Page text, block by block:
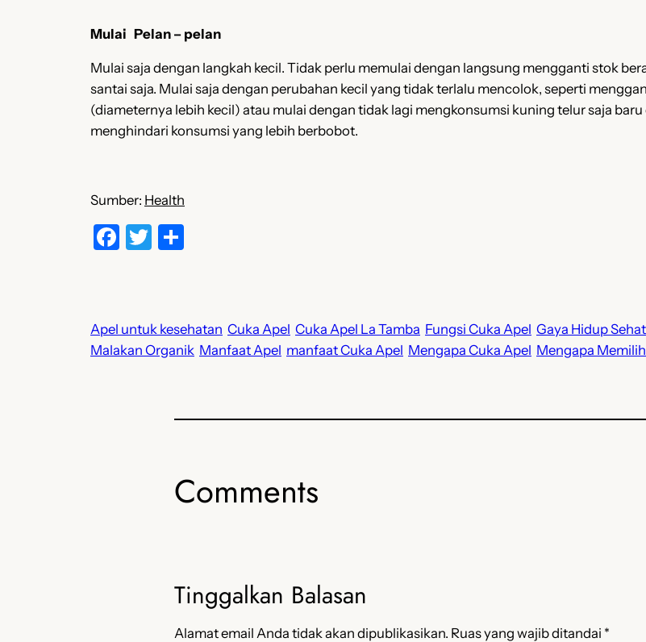
Mulai Pelan – pelan
Mulai saja dengan langkah kecil. Tidak perlu memulai dengan langsung mengganti stok
santai saja. Mulai saja dengan perubahan kecil yang tidak terlalu mencolok, seperti
(diameternya lebih kecil) atau mulai dengan tidak lagi mengkonsumsi kuning telur saja
menghindari konsumsi yang lebih berbobot.
Sumber: Health
Facebook
Twitter
Apel untuk kesehatan Cuka Apel Cuka Apel La Tamba Fungsi Cuka Apel Gaya Hidup Sehat
Malakan Organik Manfaat Apel manfaat Cuka Apel Mengapa Cuka Apel Mengapa
Comments
Tinggalkan Balasan
Alamat email Anda tidak akan dipublikasikan. Ruas yang wajib ditandai *